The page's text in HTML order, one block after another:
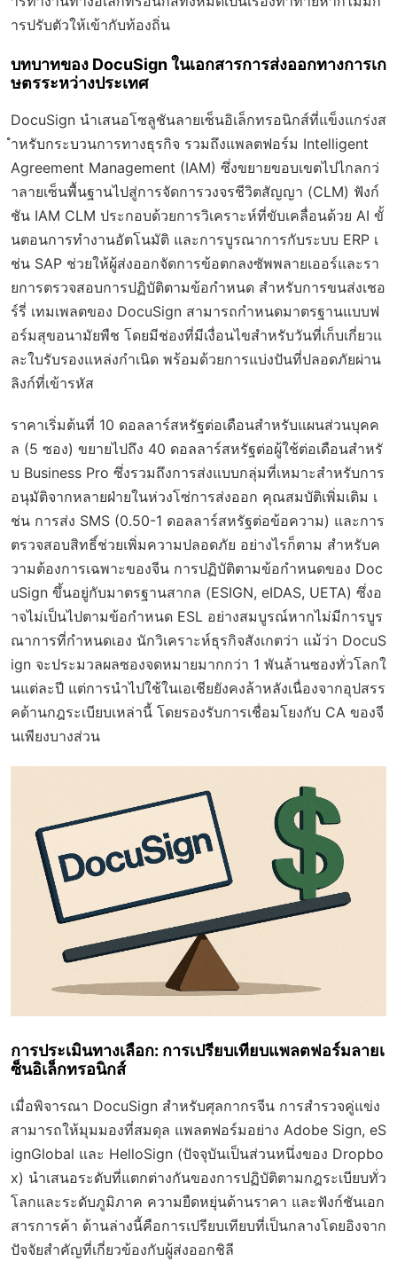
ารปรับตัวให้เข้ากับท้องถิ่น
บทบาทของ DocuSign ในเอกสารการส่งออกทางการเก
ษตรระหว่างประเทศ
DocuSign นำเสนอโซลูชันลายเซ็นอิเล็กทรอนิกส์ที่แข็งแกร่งส
ำหรับกระบวนการทางธุรกิจ รวมถึงแพลตฟอร์ม Intelligent
Agreement Management (IAM) ซึ่งขยายขอบเขตไปไกลกว่
าลายเซ็นพื้นฐานไปสู่การจัดการวงจรชีวิตสัญญา (CLM) ฟังก์
ชัน IAM CLM ประกอบด้วยการวิเคราะห์ที่ขับเคลื่อนด้วย AI ขั้
นตอนการทำงานอัตโนมัติ และการบูรณาการกับระบบ ERP เ
ช่น SAP ช่วยให้ผู้ส่งออกจัดการข้อตกลงซัพพลายเออร์และรา
ยการตรวจสอบการปฏิบัติตามข้อกำหนด สำหรับการขนส่งเชอ
ร์รี่ เทมเพลตของ DocuSign สามารถกำหนดมาตรฐานแบบฟ
อร์มสุขอนามัยพืช โดยมีช่องที่มีเงื่อนไขสำหรับวันที่เก็บเกี่ยวแ
ละใบรับรองแหล่งกำเนิด พร้อมด้วยการแบ่งปันที่ปลอดภัยผ่าน
ลิงก์ที่เข้ารหัส
ราคาเริ่มต้นที่ 10 ดอลลาร์สหรัฐต่อเดือนสำหรับแผนส่วนบุคค
ล (5 ซอง) ขยายไปถึง 40 ดอลลาร์สหรัฐต่อผู้ใช้ต่อเดือนสำหรั
บ Business Pro ซึ่งรวมถึงการส่งแบบกลุ่มที่เหมาะสำหรับการ
อนุมัติจากหลายฝ่ายในห่วงโซ่การส่งออก คุณสมบัติเพิ่มเติม เ
ช่น การส่ง SMS (0.50-1 ดอลลาร์สหรัฐต่อข้อความ) และการ
ตรวจสอบสิทธิ์ช่วยเพิ่มความปลอดภัย อย่างไรก็ตาม สำหรับค
วามต้องการเฉพาะของจีน การปฏิบัติตามข้อกำหนดของ Doc
uSign ขึ้นอยู่กับมาตรฐานสากล (ESIGN, eIDAS, UETA) ซึ่งอ
าจไม่เป็นไปตามข้อกำหนด ESL อย่างสมบูรณ์หากไม่มีการบูร
ณาการที่กำหนดเอง นักวิเคราะห์ธุรกิจสังเกตว่า แม้ว่า DocuS
ign จะประมวลผลซองจดหมายมากกว่า 1 พันล้านซองทั่วโลกใ
นแต่ละปี แต่การนำไปใช้ในเอเชียยังคงล้าหลังเนื่องจากอุปสรร
คด้านกฎระเบียบเหล่านี้ โดยรองรับการเชื่อมโยงกับ CA ของจี
นเพียงบางส่วน
การประเมินทางเลือก: การเปรียบเทียบแพลตฟอร์มลายเ
ซ็นอิเล็กทรอนิกส์
เมื่อพิจารณา DocuSign สำหรับศุลกากรจีน การสำรวจคู่แข่ง
สามารถให้มุมมองที่สมดุล แพลตฟอร์มอย่าง Adobe Sign, eS
ignGlobal และ HelloSign (ปัจจุบันเป็นส่วนหนึ่งของ Dropbo
x) นำเสนอระดับที่แตกต่างกันของการปฏิบัติตามกฎระเบียบทั่ว
โลกและระดับภูมิภาค ความยืดหยุ่นด้านราคา และฟังก์ชันเอก
สารการค้า ด้านล่างนี้คือการเปรียบเทียบที่เป็นกลางโดยอิงจาก
ปัจจัยสำคัญที่เกี่ยวข้องกับผู้ส่งออกชิลี